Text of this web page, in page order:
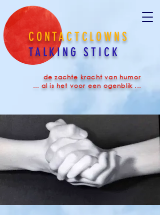
de zachte kracht van humor
... al is het voor een ogenblik ...
CONTACTCLOWNS
TALKING STICK